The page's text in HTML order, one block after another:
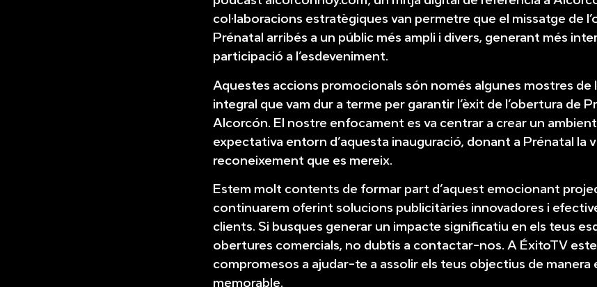
col·laboracions estratègiques van permetre que el missatge de
Prénatal arribés a un públic més ampli i divers, generant més
participació a l’esdeveniment.
Aquestes accions promocionals són només algunes mostres de
integral que vam dur a terme per garantir l’èxit de l’obertura de
Alcorcón. El nostre enfocament es va centrar a crear un ambient
expectativa entorn d’aquesta inauguració, donant a Prénatal la
reconeixement que es mereix.
Estem molt contents de formar part d’aquest emocionant
continuarem oferint solucions publicitàries innovadores i
clients. Si busques generar un impacte significatiu en els teus
obertures comercials, no dubtis a contactar-nos. A ÉxitoTV
compromesos a ajudar-te a assolir els teus objectius de manera
memorable.